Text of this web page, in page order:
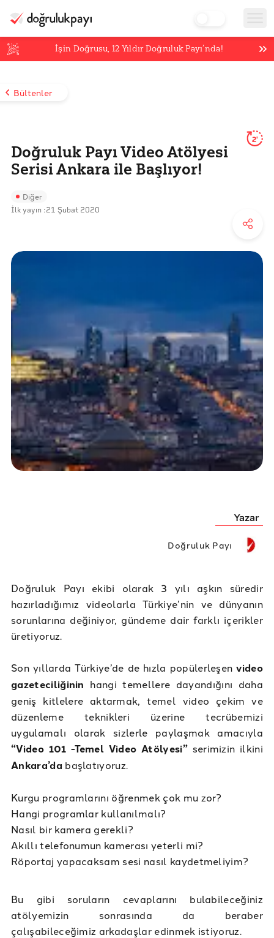
İşin Doğrusu,12 Yıldır Doğruluk Payı’nda!
Bültenler
Doğruluk Payı Video Atölyesi
Serisi Ankara ile Başlıyor!
2'
Diğer
İlk yayın :21 Şubat 2020
Yazar
Doğruluk Payı
Doğruluk Payı ekibi olarak 3 yılı aşkın süredir
hazırladığımız videolarla Türkiye’nin ve dünyanın
sorunlarına değiniyor, gündeme dair farklı içerikler
üretiyoruz.
Son yıllarda Türkiye’de de hızla popülerleşenvideo
gazeteciliğinin hangi temellere dayandığını daha
geniş kitlelere aktarmak, temel video çekim ve
düzenleme teknikleri üzerine tecrübemizi
uygulamalı olarak sizlerle paylaşmak amacıyla
“Video 101 -Temel Video Atölyesi”serimizin ilkini
Ankara’da başlatıyoruz.
Kurgu programlarını öğrenmek çok mu zor?
Hangi programlar kullanılmalı?
Nasıl bir kamera gerekli?
Akıllı telefonumun kamerası yeterli mi?
Röportaj yapacaksam sesi nasıl kaydetmeliyim?
Bu gibi soruların cevaplarını bulabileceğiniz
atölyemizin sonrasında da beraber
çalışabileceğimiz arkadaşlar edinmek istiyoruz.